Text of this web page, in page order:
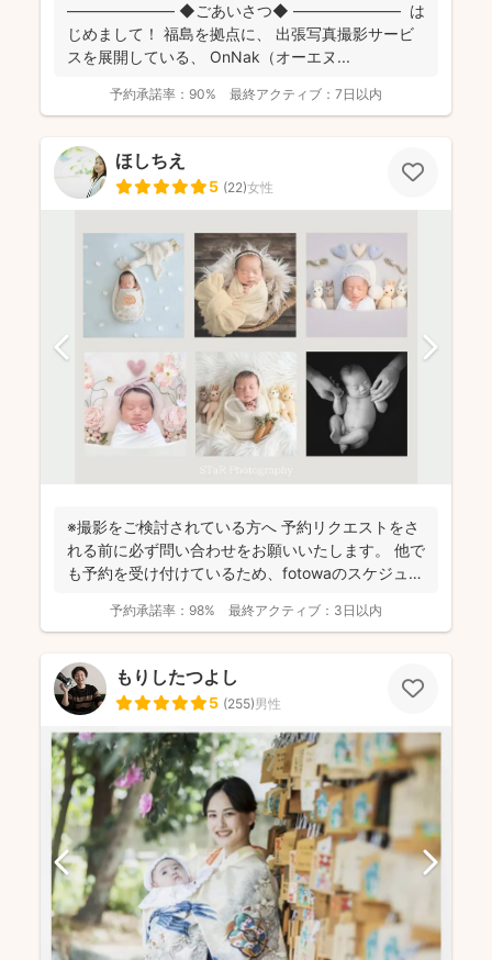
――――――― ◆ごあいさつ◆ ――――――― は
じめまして！ 福島を拠点に、 出張写真撮影サービ
スを展開している、 OnNak（オーエヌ...
予約承諾率： 90% 最終アクティブ： 7日以内
ほしちえ
5 (22)女性
※撮影をご検討されている方へ 予約リクエストをさ
れる前に必ず問い合わせをお願いいたします。 他で
も予約を受け付けているため、fotowaのスケジュー
予約承諾率： 98% 最終アクティブ： 3日以内
もりしたつよし
5 (255)男性